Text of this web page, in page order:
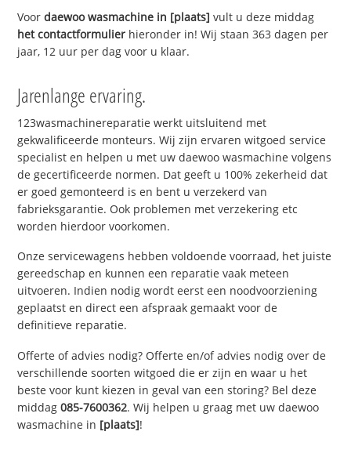
Voordaewoo wasmachine in [plaats] vult u deze middag
het contactformulier hieronder in! Wij staan 363 dagen per
jaar, 12 uur per dag voor u klaar.
Jarenlange ervaring.
123wasmachinereparatie werkt uitsluitend met
gekwalificeerde monteurs. Wij zijn ervaren witgoed service
specialist en helpen u met uw daewoo wasmachine volgens
de gecertificeerde normen. Dat geeft u 100% zekerheid dat
er goed gemonteerd is en bent u verzekerd van
fabrieksgarantie. Ook problemen met verzekering etc
worden hierdoor voorkomen.
Onze servicewagens hebben voldoende voorraad, het juiste
gereedschap en kunnen een reparatie vaak meteen
uitvoeren. Indien nodig wordt eerst een noodvoorziening
geplaatst en direct een afspraak gemaakt voor de
definitieve reparatie.
Offerte of advies nodig? Offerte en/of advies nodig over de
verschillende soorten witgoed die er zijn en waar u het
beste voor kunt kiezen in geval van een storing? Bel deze
middag085-7600362. Wij helpen u graag met uw daewoo
wasmachine in [plaats]!